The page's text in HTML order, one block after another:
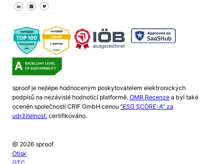
Sledujte nás na Facebooku
Sledujte nás na X
Sledujte nás na LinkedIn
sproof je nejlépe hodnoceným poskytovatelem elektronických
podpisů na nezávislé hodnotící platformě. OMR Recenzea byl také
oceněn společností CRIF GmbH cenou "ESG SCORE: A" za
udržitelnost. certifikováno.
@ 2026 sproof
Otisk